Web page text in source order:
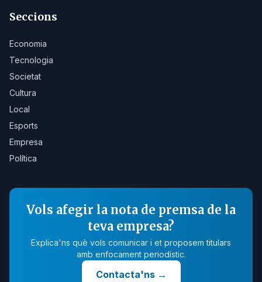
Seccions
Economia
Tecnologia
Societat
Cultura
Local
Esports
Empresa
Política
Vols afegir la nota de premsa de la
teva empresa?
Explica'ns què vols comunicar i et proposem titulars
amb enfocament periodístic.
Contacta'ns→